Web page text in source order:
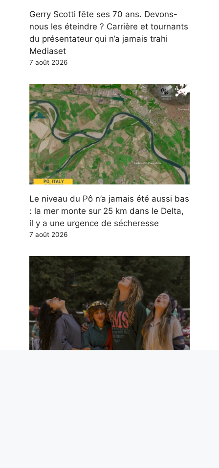
Gerry Scotti fête ses 70 ans. Devons-
nous les éteindre ? Carrière et tournants
du présentateur qui n’a jamais trahi
Mediaset
7 août 2026
Le niveau du Pô n’a jamais été aussi bas
: la mer monte sur 25 km dans le Delta,
il y a une urgence de sécheresse
7 août 2026